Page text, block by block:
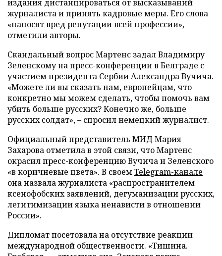
издания дистанцироваться от высказываний
журналиста и принять кадровые меры. Его слова
«наносят вред репутации всей профессии»,
отметили авторы.
Скандальный вопрос Мартенс задал Владимиру
Зеленскому на пресс-конференции в Белграде с
участием президента Сербии Александра Вучича.
«Можете ли вы сказать нам, европейцам, что
конкретно мы можем сделать, чтобы помочь вам
убить больше русских? Конечно же, больше
русских солдат», – спросил немецкий журналист.
Официальный представитель МИД Мария
Захарова отметила в этой связи, что Мартенс
окрасил пресс-конференцию Вучича и Зеленского
«в коричневые цвета». В своемTelegram-канале
она назвала журналиста «распространителем
ксенофобских заявлений, дегуманизации русских,
легитимизации языка ненависти в отношении
России».
Дипломат посетовала на отсутствие реакции
международной общественности. «Тишина.